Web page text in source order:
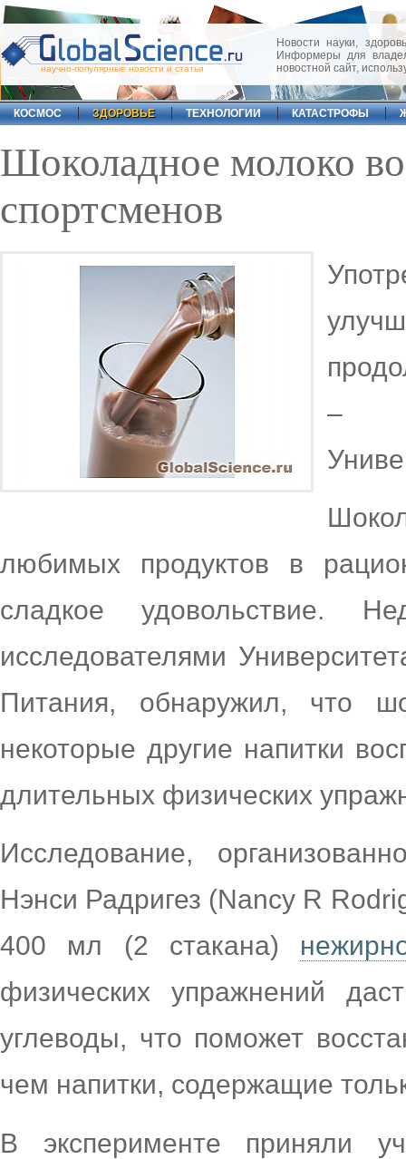
научно-популярные новости и статьи
Новости науки,
Информеры для
новостной сайт,
КОСМОС ЗДОРОВЬЕ ТЕХНОЛОГИИ КАТАСТРОФЫ
Шоколадное молоко
спортсменов
–
любимых продуктов в
сладкое удовольствие.
исследователями
Питания, обнаружил, что
некоторые другие напитки
длительных физических
Исследование,
Нэнси Радригез (Nancy R
400 мл (2 стакана)
физических упражнений
углеводы, что поможет
чем напитки, содержащие
В эксперименте приняли